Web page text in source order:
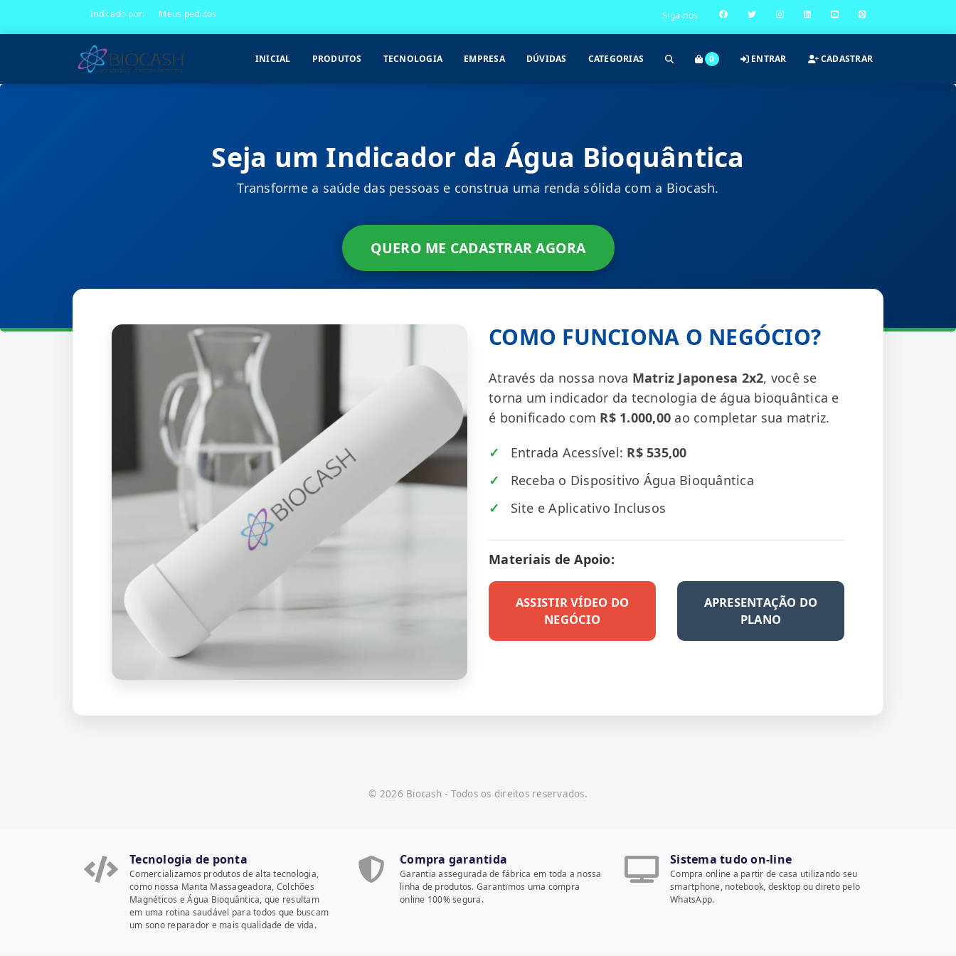
Indicado por: Meus pedidos Siga-nos
INICIAL PRODUTOS TECNOLOGIA EMPRESA DÚVIDAS CATEGORIAS 0 ENTRAR CADASTRAR
Seja um Indicador da Água Bioquântica
Transforme a saúde das pessoas e construa uma renda sólida com a Biocash.
QUERO ME CADASTRAR AGORA
COMO FUNCIONA O NEGÓCIO?
Através da nossa nova Matriz Japonesa 2x2, você se
torna um indicador da tecnologia de água bioquântica e
é bonificado com R$ 1.000,00 ao completar sua matriz.
✓ Entrada Acessível: R$ 535,00
✓
Receba o Dispositivo Água Bioquântica
✓
Site e Aplicativo Inclusos
Materiais de Apoio:
ASSISTIR VÍDEO DO
NEGÓCIO
APRESENTAÇÃO DO
PLANO
© 2026 Biocash - Todos os direitos reservados.
Tecnologia de ponta
Comercializamos produtos de alta tecnologia,
como nossa Manta Massageadora, Colchões
Magnéticos e Água Bioquântica, que resultam
em uma rotina saudável para todos que buscam
um sono reparador e mais qualidade de vida.
Compra garantida
Garantia assegurada de fábrica em toda a nossa
linha de produtos. Garantimos uma compra
online 100% segura.
Sistema tudo on-line
Compra online a partir de casa utilizando seu
smartphone, notebook, desktop ou direto pelo
WhatsApp.